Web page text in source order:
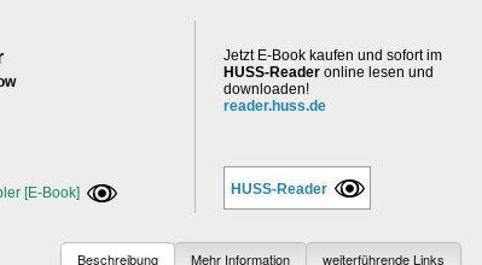
[E-Book]
Jetzt E-Book kaufen und sofort im
HUSS-Reader online lesen und
downloaden!
reader.huss.de
HUSS-Reader
Beschreibung Mehr Information weiterführende Links